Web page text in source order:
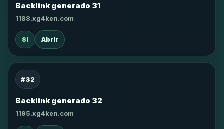
Backlink generado 31
1188.xg4ken.com
SI Abrir
#32
Backlink generado 32
1195.xg4ken.com